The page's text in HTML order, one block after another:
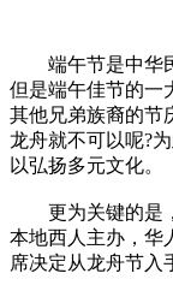
端午节是中华民
但是端午佳节的一
其他兄弟族裔的节
龙舟就不可以呢?
以弘扬多元文化。
更为关键的是，
本地西人主办，华
席决定从龙舟节入